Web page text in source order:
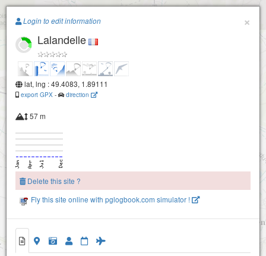
Paragliding.Earth
+
×
Login to edit information
Lalandelle
lat, lng : 49.4083, 1.89111
export GPX - direction
57 m
Delete this site ?
Fly this site online with pglogbook.com simulator !